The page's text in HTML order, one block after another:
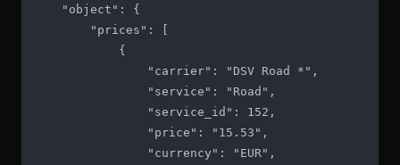
    "object": {
        "prices": [
            {
                "carrier": "DSV Road *",
                "service": "Road",
                "service_id": 152,
                "price": "15.53",
                "currency": "EUR",